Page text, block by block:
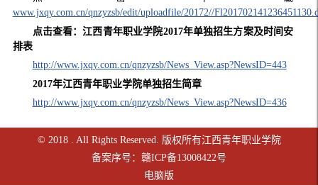
www.jxqy.com.cn/qnzyzsb/edit/uploadfile/20172//
点击查看：江西青年职业学院2017年单独招生方案及时间安
排表
http://www.jxqy.com.cn/qnzyzsb/News_View.asp?NewsID=443
2017年江西青年职业学院单独招生简章
http://www.jxqy.com.cn/qnzyzsb/News_View.asp?NewsID=436
© 2018 . All Rights Reserved. 版权所有江西青年职业学院
备案序号：赣ICP备13008422号
电脑版